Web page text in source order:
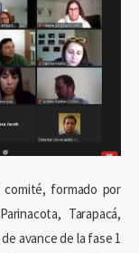
comité, formado por
Tarapacá,
avance de la fase 1